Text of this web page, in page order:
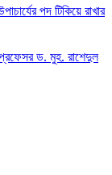
পদ টিকিয়ে রাখার
প্রফেসর ড. মুহ. রাশেদুল